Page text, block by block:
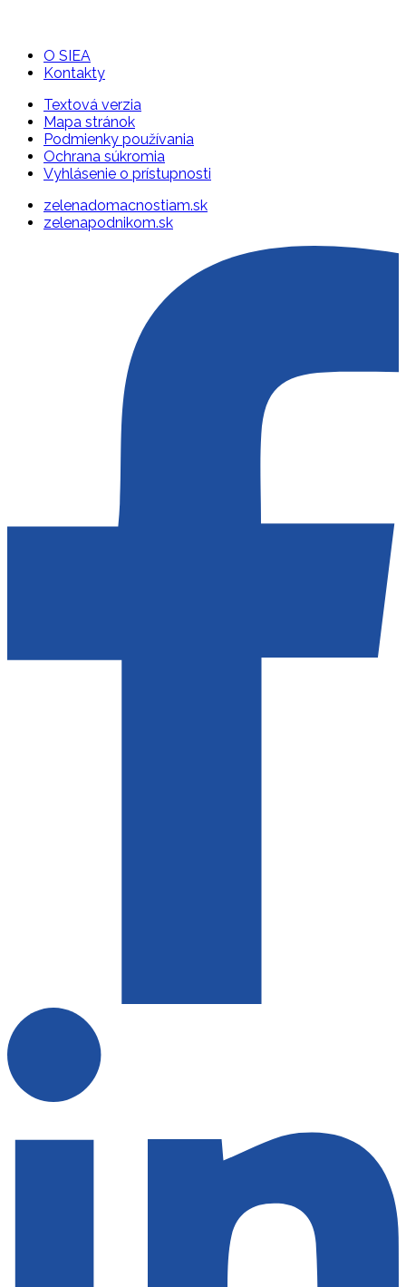
O SIEA
Kontakty
Textová verzia
Mapa stránok
Podmienky používania
Ochrana súkromia
Vyhlásenie o prístupnosti
zelenadomacnostiam.sk
zelenapodnikom.sk